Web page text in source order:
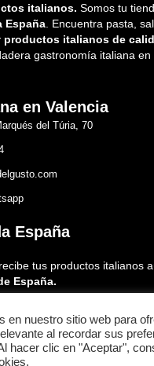
italianos. Somos tu
España . Encuentra pasta,
productos italianos de
gastronomía italiana en
en Valencia
del Túria, 70
España
tus productos italianos
España.
en:
FacebookInstagram
Tiktok
en nuestro sitio web para
al recordar sus
hacer clic en "Aceptar",